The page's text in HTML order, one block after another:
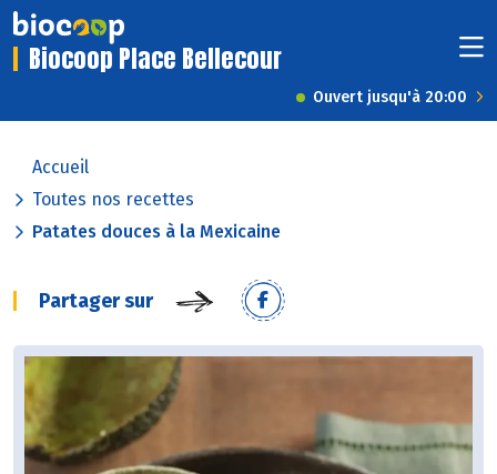
Biocoop Place Bellecour
Ouvert jusqu'à 20:00
Accueil
Toutes nos recettes
Patates douces à la Mexicaine
Partager sur